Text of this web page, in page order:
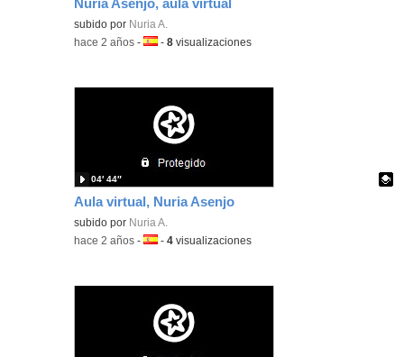
subido por Nuria A.
-hace 2 años -Idioma:
-8 visualizaciones
Aula virtual, Nuria Asenjo
Contenido educativo.
subido por Nuria A.
04′ 44″
-hace 2 años -Idioma:
-4 visualizaciones